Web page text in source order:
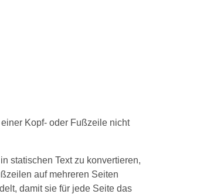
Kopf- oder Fußzeile nicht
statischen Text zu konvertieren,
auf mehreren Seiten
damit sie für jede Seite das